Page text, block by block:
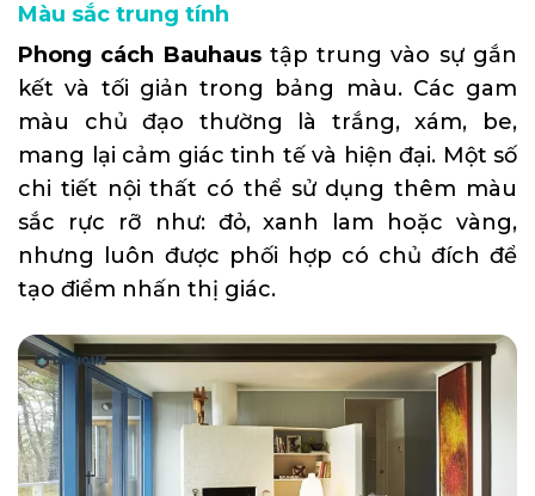
Màu sắc trung tính
Phong cách Bauhaustập trung vào sự gắn
kết và tối giản trong bảng màu. Các gam
màu chủ đạo thường là trắng, xám, be,
mang lại cảm giác tinh tế và hiện đại. Một số
chi tiết nội thất có thể sử dụng thêm màu
sắc rực rỡ như: đỏ, xanh lam hoặc vàng,
nhưng luôn được phối hợp có chủ đích để
tạo điểm nhấn thị giác.